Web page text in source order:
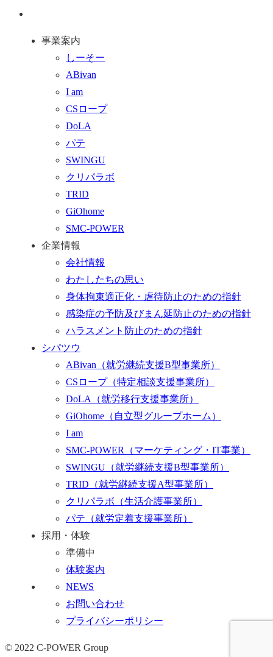
事業案内
しーそー
ABivan
I am
CSロープ
DoLA
パテ
SWINGU
クリパラボ
TRID
GiOhome
SMC-POWER
企業情報
会社情報
わたしたちの思い
身体拘束適正化・虐待防止のための指針
感染症の予防及びまん延防止のための指針
ハラスメント防止のための指針
シパツウ
ABivan （就労継続支援B型事業所）
CSロープ （特定相談支援事業所）
DoLA （就労移行支援事業所）
GiOhome （自立型グループホーム）
I am
SMC-POWER （マーケティング・IT事業）
SWINGU （就労継続支援B型事業所）
TRID （就労継続支援A型事業所）
クリパラボ （生活介護事業所）
パテ （就労定着支援事業所）
採用・体験
準備中
体験案内
NEWS
お問い合わせ
プライバシーポリシー
© 2022 C-POWER Group